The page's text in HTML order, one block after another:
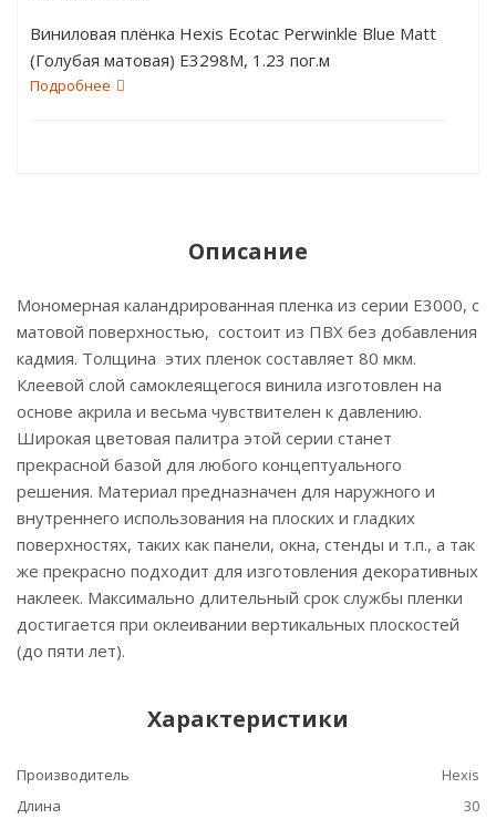
Виниловая плёнка Hexis Ecotac Perwinkle Blue Matt
(Голубая матовая) E3298M, 1.23 пог.м
Подробнее
Описание
Мономерная каландрированная пленка из серии Е3000, с
матовой поверхностью, состоит из ПВХ без добавления
кадмия. Толщина этих пленок составляет 80 мкм.
Клеевой слой самоклеящегося винила изготовлен на
основе акрила и весьма чувствителен к давлению.
Широкая цветовая палитра этой серии станет
прекрасной базой для любого концептуального
решения. Материал предназначен для наружного и
внутреннего использования на плоских и гладких
поверхностях, таких как панели, окна, стенды и т.п., а так
же прекрасно подходит для изготовления декоративных
наклеек. Максимально длительный срок службы пленки
достигается при оклеивании вертикальных плоскостей
(до пяти лет).
Характеристики
Производитель
Hexis
Длина
30